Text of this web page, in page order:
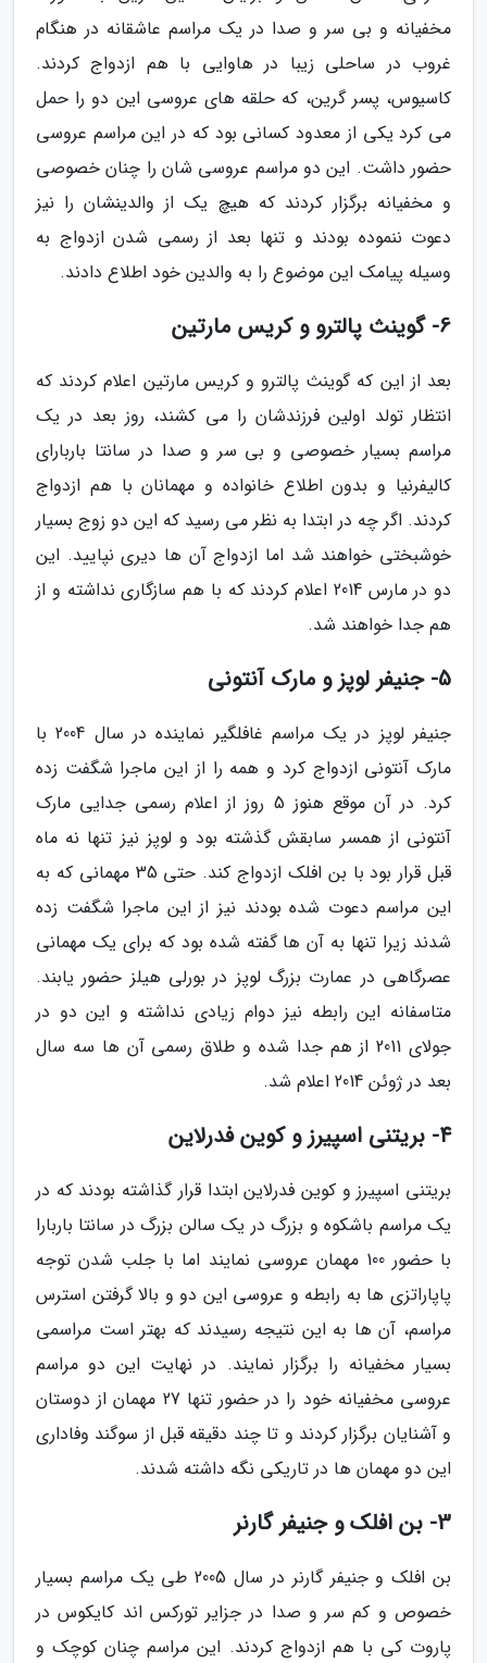
مخفیانه و بی سر و صدا در یک مراسم عاشقانه در هنگام
غروب در ساحلی زیبا در هاوایی با هم ازدواج کردند.
کاسیوس، پسر گرین، که حلقه های عروسی این دو را حمل
می کرد یکی از معدود کسانی بود که در این مراسم عروسی
حضور داشت. این دو مراسم عروسی شان را چنان خصوصی
و مخفیانه برگزار کردند که هیچ یک از والدینشان را نیز
دعوت ننموده بودند و تنها بعد از رسمی شدن ازدواج به
وسیله پیامک این موضوع را به والدین خود اطلاع دادند.
6- گوینث پالترو و کریس مارتین
بعد از این که گوینث پالترو و کریس مارتین اعلام کردند که
انتظار تولد اولین فرزندشان را می کشند، روز بعد در یک
مراسم بسیار خصوصی و بی سر و صدا در سانتا باربارای
کالیفرنیا و بدون اطلاع خانواده و مهمانان با هم ازدواج
کردند. اگر چه در ابتدا به نظر می رسید که این دو زوج بسیار
خوشبختی خواهند شد اما ازدواج آن ها دیری نپایید. این
دو در مارس 2014 اعلام کردند که با هم سازگاری نداشته و از
هم جدا خواهند شد.
5- جنیفر لوپز و مارک آنتونی
جنیفر لوپز در یک مراسم غافلگیر نماینده در سال 2004 با
مارک آنتونی ازدواج کرد و همه را از این ماجرا شگفت زده
کرد. در آن موقع هنوز 5 روز از اعلام رسمی جدایی مارک
آنتونی از همسر سابقش گذشته بود و لوپز نیز تنها نه ماه
قبل قرار بود با بن افلک ازدواج کند. حتی 35 مهمانی که به
این مراسم دعوت شده بودند نیز از این ماجرا شگفت زده
شدند زیرا تنها به آن ها گفته شده بود که برای یک مهمانی
عصرگاهی در عمارت بزرگ لوپز در بورلی هیلز حضور یابند.
متاسفانه این رابطه نیز دوام زیادی نداشته و این دو در
جولای 2011 از هم جدا شده و طلاق رسمی آن ها سه سال
بعد در ژوئن 2014 اعلام شد.
4- بریتنی اسپیرز و کوین فدرلاین
بریتنی اسپیرز و کوین فدرلاین ابتدا قرار گذاشته بودند که در
یک مراسم باشکوه و بزرگ در یک سالن بزرگ در سانتا باربارا
با حضور 100 مهمان عروسی نمایند اما با جلب شدن توجه
پاپاراتزی ها به رابطه و عروسی این دو و بالا گرفتن استرس
مراسم، آن ها به این نتیجه رسیدند که بهتر است مراسمی
بسیار مخفیانه را برگزار نمایند. در نهایت این دو مراسم
عروسی مخفیانه خود را در حضور تنها 27 مهمان از دوستان
و آشنایان برگزار کردند و تا چند دقیقه قبل از سوگند وفاداری
این دو مهمان ها در تاریکی نگه داشته شدند.
3- بن افلک و جنیفر گارنر
بن افلک و جنیفر گارنر در سال 2005 طی یک مراسم بسیار
خصوص و کم سر و صدا در جزایر تورکس اند کایکوس در
پاروت کی با هم ازدواج کردند. این مراسم چنان کوچک و